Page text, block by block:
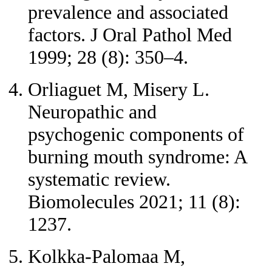
prevalence and associated
factors. J Oral Pathol Med
1999; 28 (8): 350–4.
Orliaguet M, Misery L.
Neuropathic and
psychogenic components of
burning mouth syndrome: A
systematic review.
Biomolecules 2021; 11 (8):
1237.
Kolkka-Palomaa M,